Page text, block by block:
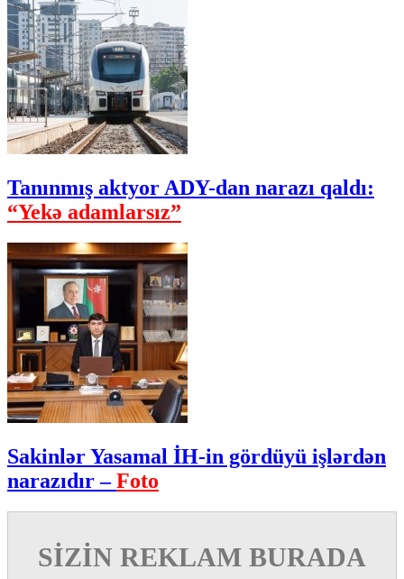
Tanınmış aktyor ADY-dan narazı qaldı:
“Yekə adamlarsız”
Sakinlər Yasamal İH-in gördüyü işlərdən
narazıdır –Foto
SİZİN REKLAM BURADA